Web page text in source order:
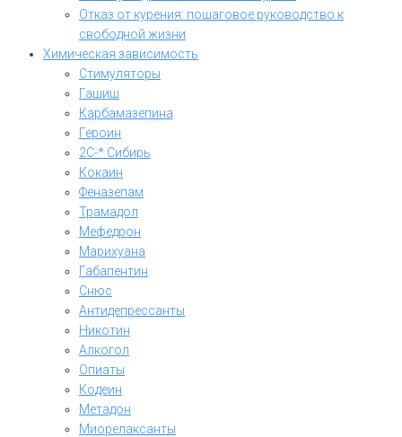
Отказ от курения: пошаговое руководство к
свободной жизни
Химическая зависимость
Стимуляторы
Гашиш
Карбамазепина
Героин
2C-* Сибирь
Кокаин
Феназепам
Трамадол
Мефедрон
Марихуана
Габапентин
Снюс
Антидепрессанты
Никотин
Алкогол
Опиаты
Кодеин
Метадон
Миорелаксанты